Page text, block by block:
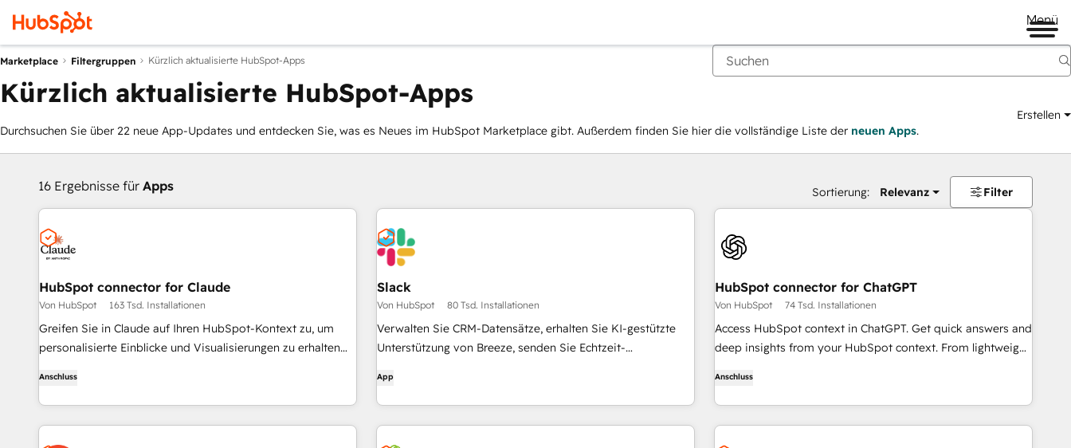
Menü
Marketplace Filtergruppen Kürzlich aktualisierte HubSpot-Apps
Kürzlich aktualisierte HubSpot-Apps
Durchsuchen Sie über 22 neue App-Updates und entdecken Sie, was es Neues im HubSpot Marketplace gibt. Außerdem finden Sie hier die vollständige Liste der neuen Apps.
Erstellen
16 Ergebnisse für Apps Sortierung: Relevanz Filter
HubSpot connector for Claude
Von HubSpot 163 Tsd. Installationen
Greifen Sie in Claude auf Ihren HubSpot-Kontext zu, um
personalisierte Einblicke und Visualisierungen zu erhalten
Anschluss
Slack
Von HubSpot 80 Tsd. Installationen
Verwalten Sie CRM-Datensätze, erhalten Sie KI-gestützte
Unterstützung von Breeze, senden Sie Echtzeit-
zusammen - ohne Slack zu verlassen.
App
HubSpot connector for ChatGPT
Von HubSpot 74 Tsd. Installationen
Access HubSpot context in ChatGPT. Get quick answers and
deep insights from your HubSpot context. From lightweight
Anschluss